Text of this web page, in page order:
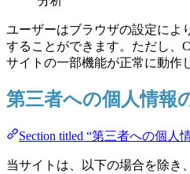
ユーザーはブラウザの設定によ
することができます。ただし、
サイトの一部機能が正常に動作
第三者への個人情報
Section titled “第三者への個人
当サイトは、以下の場合を除き